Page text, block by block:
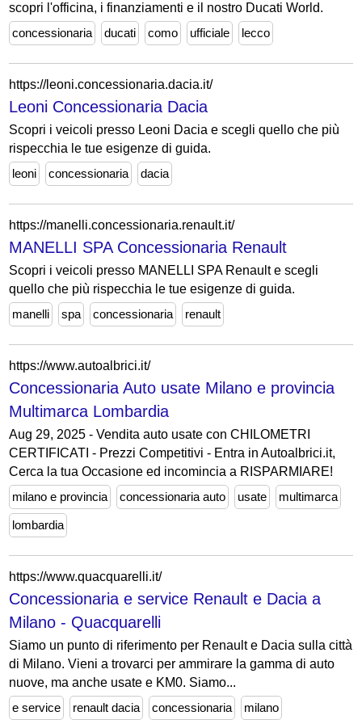
scopri l'officina, i finanziamenti e il nostro Ducati World.
concessionaria
ducati como ufficiale lecco
https://leoni.concessionaria.dacia.it/
Leoni Concessionaria Dacia
Scopri i veicoli presso Leoni Dacia e scegli quello che più
rispecchia le tue esigenze di guida.
leoni
concessionaria dacia
https://manelli.concessionaria.renault.it/
MANELLI SPA Concessionaria Renault
Scopri i veicoli presso MANELLI SPA Renault e scegli
quello che più rispecchia le tue esigenze di guida.
manelli
spa concessionaria renault
https://www.autoalbrici.it/
Concessionaria Auto usate Milano e provincia
Multimarca Lombardia
Aug 29, 2025 - Vendita auto usate con CHILOMETRI
CERTIFICATI - Prezzi Competitivi - Entra in Autoalbrici.it,
Cerca la tua Occasione ed incomincia a RISPARMIARE!
milano e provincia
concessionaria auto usate multimarca
lombardia
https://www.quacquarelli.it/
Concessionaria e service Renault e Dacia a
Milano - Quacquarelli
Siamo un punto di riferimento per Renault e Dacia sulla città
di Milano. Vieni a trovarci per ammirare la gamma di auto
nuove, ma anche usate e KM0. Siamo...
e service
renault dacia concessionaria milano